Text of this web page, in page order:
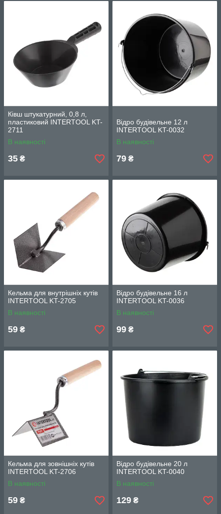
Ківш штукатурний, 0,8 л,
пластиковий INTERTOOL KT-
2711
В наявності
35 ₴
Відро будівельне 12 л
INTERTOOL KT-0032
В наявності
79 ₴
Кельма для внутрішніх кутів
INTERTOOL KT-2705
В наявності
59 ₴
Відро будівельне 16 л
INTERTOOL KT-0036
В наявності
99 ₴
Кельма для зовнішніх кутів
INTERTOOL KT-2706
В наявності
59 ₴
Відро будівельне 20 л
INTERTOOL KT-0040
В наявності
129 ₴